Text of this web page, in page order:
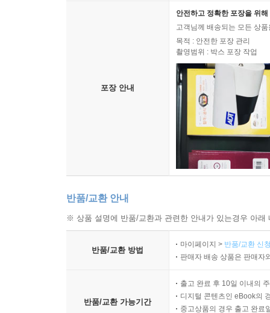
포장 안내
안전하고 정확한 포장을 위
고객님께 배송되는 모든 상
목적 : 안전한 포장 관리
촬영범위 : 박스 포장 작업
반품/교환 안내
※ 상품 설명에 반품/교환과 관련한 안내가 있는경우 아
반품/교환 방법
마이페이지 > 반품/교환 신
판매자 배송 상품은 판매자
반품/교환 가능기간
출고 완료 후 10일 이내의
디지털 콘텐츠인 eBook의
중고상품의 경우 출고 완료